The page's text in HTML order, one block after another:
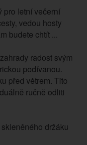
pro letní večerní
vedou hosty
budete chtít ...
radost svým
podívanou.
před větrem. Tito
ručně odliti
držáku